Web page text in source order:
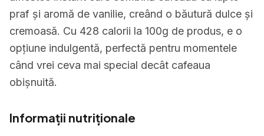
praf și aromă de vanilie, creând o băutură dulce și
cremoasă. Cu 428 calorii la 100g de produs, e o
opțiune indulgentă, perfectă pentru momentele
când vrei ceva mai special decât cafeaua
obișnuită.
Informații nutriționale